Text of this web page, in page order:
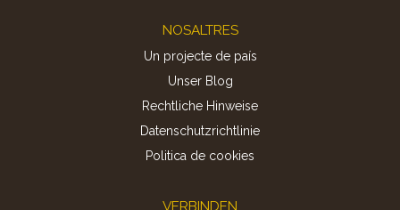
NOSALTRES
Un projecte de país
Unser Blog
Rechtliche Hinweise
Datenschutzrichtlinie
Politica de cookies
VERBINDEN